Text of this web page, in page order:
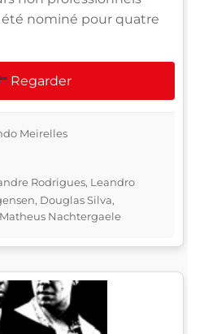
été nominé pour quatre
Regarder
Meirelles
Rodrigues, Leandro
Douglas Silva,
Nachtergaele